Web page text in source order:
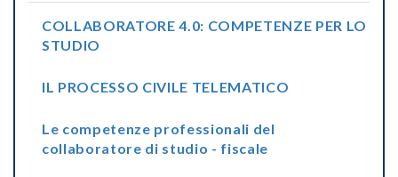
COLLABORATORE 4.0: COMPETENZE PER LO
STUDIO
IL PROCESSO CIVILE TELEMATICO
Le competenze professionali del
collaboratore di studio - fiscale